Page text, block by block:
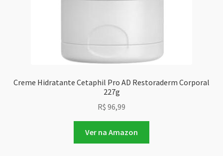
Creme Hidratante Cetaphil Pro AD Restoraderm Corporal
227g
R$ 96,99
Ver na Amazon